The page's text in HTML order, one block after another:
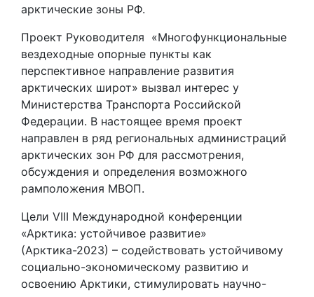
арктические зоны РФ.
Проект Руководителя «Многофункциональные
вездеходные опорные пункты как
перспективное направление развития
арктических широт» вызвал интерес у
Министерства Транспорта Российской
Федерации. В настоящее время проект
направлен в ряд региональных администраций
арктических зон РФ для рассмотрения,
обсуждения и определения возможного
рамположения МВОП.
Цели VIII Международной конференции
«Арктика: устойчивое развитие»
(Арктика-2023) – содействовать устойчивому
социально-экономическому развитию и
освоению Арктики, стимулировать научно-